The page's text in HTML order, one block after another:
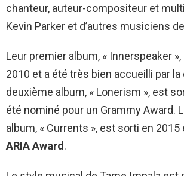
chanteur, auteur-compositeur et
Kevin Parker et d’autres musiciens
Leur premier album, « Innerspeaker
2010 et a été très bien accueilli par
deuxième album, « Lonerism », est
été nominé pour un Grammy Award.
album, « Currents », est sorti en
ARIA Award .